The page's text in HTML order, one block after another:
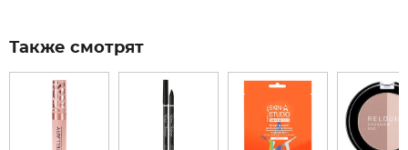
Также смотрят